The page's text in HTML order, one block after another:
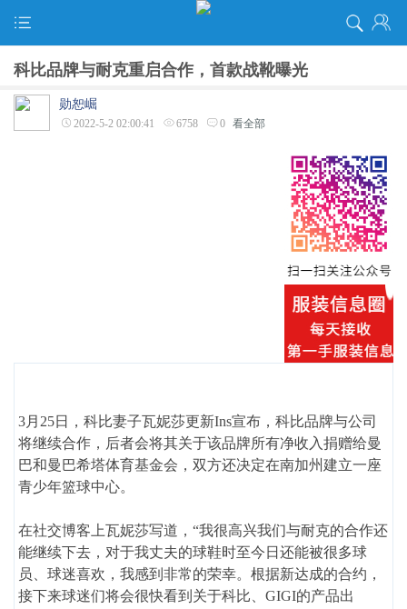
科比品牌与耐克重启合作，首款战靴曝光
勋恕崛
2022-5-2 02:00:41 6758 0 看全部
3月25日，科比妻子瓦妮莎更新Ins宣布，科比品牌与公司
将继续合作，后者会将其关于该品牌所有净收入捐赠给曼
巴和曼巴希塔体育基金会，双方还决定在南加州建立一座
青少年篮球中心。
在社交博客上瓦妮莎写道，“我很高兴我们与耐克的合作还
能继续下去，对于我丈夫的球鞋时至今日还能被很多球
员、球迷喜欢，我感到非常的荣幸。根据新达成的合约，
接下来球迷们将会很快看到关于科比、GIGI的产品出